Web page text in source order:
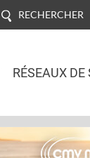
RECHERCHER
RÉSEAUX DE